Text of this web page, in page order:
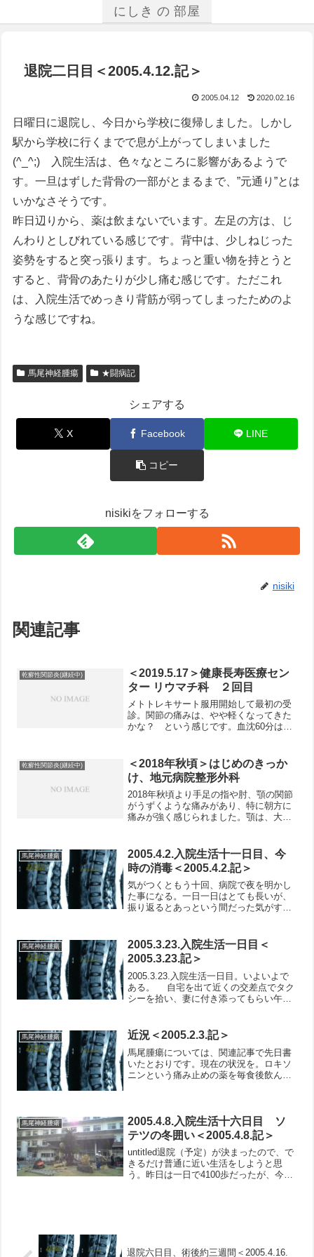
にしき の 部屋
退院二日目＜2005.4.12.記＞
2005.04.12 2020.02.16
日曜日に退院し、今日から学校に復帰しました。しかし
駅から学校に行くまでで息が上がってしまいました
(^_^;) 入院生活は、色々なところに影響があるようで
す。一旦はずした背骨の一部がとまるまで、”元通り”とは
いかなさそうです。
昨日辺りから、薬は飲まないでいます。左足の方は、じ
んわりとしびれている感じです。背中は、少しねじった
姿勢をすると突っ張ります。ちょっと重い物を持とうと
すると、背骨のあたりが少し痛む感じです。ただこれ
は、入院生活でめっきり背筋が弱ってしまったためのよ
うな感じですね。
馬尾神経腫瘍 ★闘病記
シェアする
X Facebook LINE
コピー
nisikiをフォローする
nisiki
関連記事
乾癬性関節炎(継続中)
＜2019.5.17＞健康長寿医療セン
ター リウマチ科 ２回目
メトトレキサート服用開始して最初の受
診。関節の痛みは、やや軽くなってきた
かな？ という感じです。血沈60分は
ず。ただ今までぎりぎり正常範囲内だっ
たヘモグロビンが12.7...
乾癬性関節炎(継続中)
＜2018年秋頃＞はじめのきっか
け、地元病院整形外科
2018年秋頃より手足の指や肘、顎の関節
がうずくような痛みがあり、特に朝方に
痛みが強く感じられました。顎は、大き
いました。母が10年ほど前から関節リウ
マチにかかっていた...
馬尾神経腫瘍
2005.4.2.入院生活十一日目、今
時の消毒＜2005.4.2.記＞
気がつくともう十回、病院で夜を明かし
た事になる。一日一日はとても長いが、
振り返るとあっという間だった気がす
無しで院内を歩いた。エレベータに乗り
違うフロアの売店に行ったり...
馬尾神経腫瘍
2005.3.23.入院生活一日目＜
2005.3.23.記＞
2005.3.23.入院生活一日目。いよいよで
ある。 自宅を出て近くの交差点でタク
シーを拾い、妻に付き添ってもらい午前
くさんの人がいる。入院手続き窓口に行
く。一人待ち...
馬尾神経腫瘍 近況＜2005.2.3.記＞
馬尾腫瘍については、関連記事で先日書
いたとおりです。現在の状況を。ロキソ
ニンという痛み止めの薬を毎食後飲んで
キソニンは胃を荒らす（とい...
馬尾神経腫瘍
2005.4.8.入院生活十六日目 ソ
テツの冬囲い＜2005.4.8.記＞
untitled退院（予定）が決まったので、で
きるだけ普通に近い生活をしようと思
う。昨日は一日で4100歩だったが、今日
退院六日目、術後約三週間＜2005.4.16.